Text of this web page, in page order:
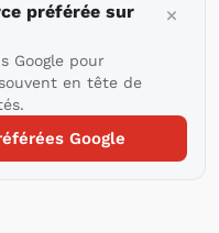
préférée sur
Google pour
en tête de
Google